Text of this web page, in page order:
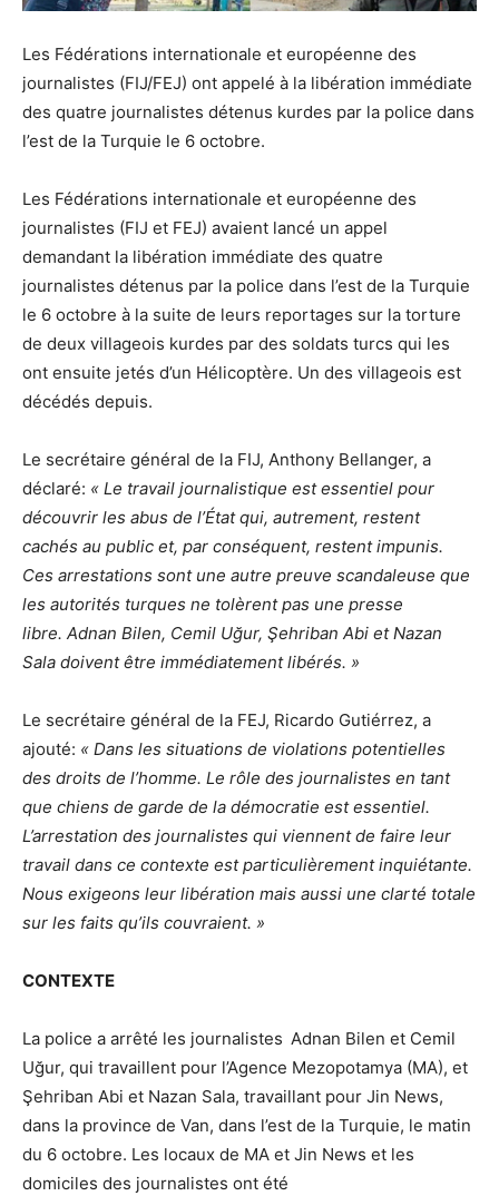
Les Fédérations internationale et européenne des
journalistes (FIJ/FEJ) ont appelé à la libération immédiate
des quatre journalistes détenus kurdes par la police dans
l’est de la Turquie le 6 octobre.
Les Fédérations internationale et européenne des
journalistes (FIJ et FEJ) avaient lancé un appel
demandant la libération immédiate des quatre
journalistes détenus par la police dans l’est de la Turquie
le 6 octobre à la suite de leurs reportages sur la torture
de deux villageois kurdes par des soldats turcs qui les
ont ensuite jetés d’un Hélicoptère. Un des villageois est
décédés depuis.
Le secrétaire général de la FIJ, Anthony Bellanger, a
déclaré: « Le travail journalistique est essentiel pour
découvrir les abus de l’État qui, autrement, restent
cachés au public et, par conséquent, restent impunis.
Ces arrestations sont une autre preuve scandaleuse que
les autorités turques ne tolèrent pas une presse
libre. Adnan Bilen, Cemil Uğur, Şehriban Abi et Nazan
Sala doivent être immédiatement libérés. »
Le secrétaire général de la FEJ, Ricardo Gutiérrez, a
ajouté: « Dans les situations de violations potentielles
des droits de l’homme. Le rôle des journalistes en tant
que chiens de garde de la démocratie est essentiel.
L’arrestation des journalistes qui viennent de faire leur
travail dans ce contexte est particulièrement inquiétante.
Nous exigeons leur libération mais aussi une clarté totale
sur les faits qu’ils couvraient. »
CONTEXTE
La police a arrêté les journalistes Adnan Bilen et Cemil
Uğur, qui travaillent pour l’Agence Mezopotamya (MA), et
Şehriban Abi et Nazan Sala, travaillant pour Jin News,
dans la province de Van, dans l’est de la Turquie, le matin
du 6 octobre. Les locaux de MA et Jin News et les
domiciles des journalistes ont été